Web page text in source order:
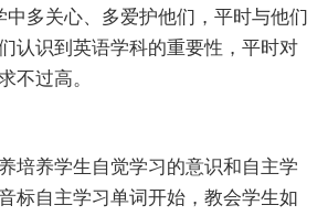
多关心、多爱护他们，平时与他们
认识到英语学科的重要性，平时对
不过高。
养学生自觉学习的意识和自主学
标自主学习单词开始，教会学生如